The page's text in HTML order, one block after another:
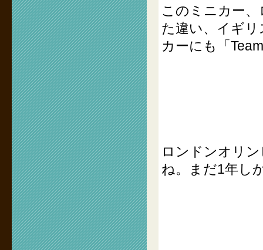
このミニカー
た違い、イギ
カーにも「
ロンドンオリ
ね。まだ1年し